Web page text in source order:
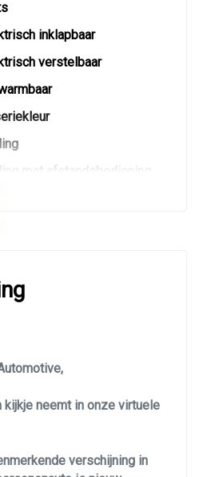
inklapbaar
verstelbaar
met afstandsbediening
kijkje neemt in onze virtuele
verschijning in